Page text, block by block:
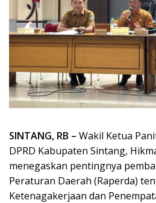
SINTANG, RB – Wakil Ketua
DPRD Kabupaten Sintang,
menegaskan pentingnya
Peraturan Daerah (Raperda)
Ketenagakerjaan dan